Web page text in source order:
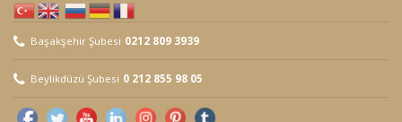
Başakşehir Şubesi 0212 809 3939
Beylikdüzü Şubesi 0 212 855 98 05